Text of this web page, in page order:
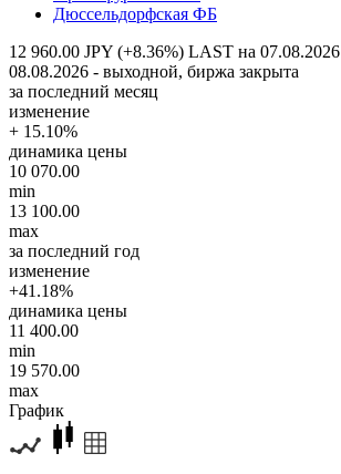
Дюссельдорфская ФБ
12 960.00 JPY (+8.36%) LAST на 07.08.2026
08.08.2026 - выходной, биржа закрыта
за последний месяц
изменение
+ 15.10%
динамика цены
10 070.00
min
13 100.00
max
за последний год
изменение
+41.18%
динамика цены
11 400.00
min
19 570.00
max
График